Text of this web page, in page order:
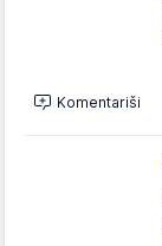
Komentariši